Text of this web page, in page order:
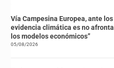
Vía Campesina Europea, ante
evidencia climática es no
los modelos económicos”
05/08/2026